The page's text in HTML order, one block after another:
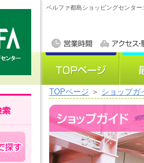
ベルファ都島ショッピングセンタ
TOPページ ＞ ショップガ